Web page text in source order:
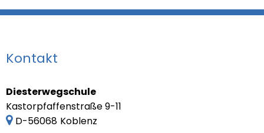
Kontakt
Diesterwegschule
Kastorpfaffenstraße 9-11
D-56068 Koblenz